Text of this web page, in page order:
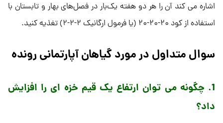
اشاره می کند آن را هر دو هفته یک‌بار در فصل‌های بهار و تابستان با
استفاده از کود ۲۰-۲۰-۲۰ (یا فرمول ارگانیک ۲-۲-۲) تغذیه کنید.
سوال متداول در مورد گیاهان آپارتمانی رونده
1. چگونه می ‌توان ارتفاع یک قیم خزه ‌ای را افزایش
داد؟